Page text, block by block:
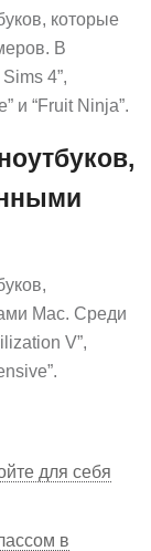
которые
В
4”,
и “Fruit Ninja”.
Mac. Среди
V”,
для себя
в